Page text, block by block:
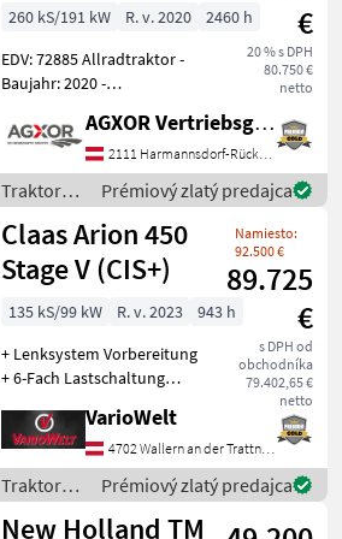
€
20 % s DPH
80.750 €
netto
260 kS/191 kW R. v. 2020
2460 h
EDV: 72885 Allradtraktor -
Baujahr: 2020 -
- mit 4 elektr.
Hecksteuergeräte - mit 2
elektr. Mittensteuergeräte -
mit Power Be
AGXOR Vertriebsgesellschaft Ost GmbH
2111 Harmannsdorf-Rückersdorf
Traktory /
Case IH
Prémiový zlatý predajca
Claas Arion 450
Stage V (CIS+)
Namiesto:
92.500 €
89.725
€
s DPH od
obchodníka
79.402,65 €
netto
135 kS/99 kW R. v. 2023
943 h
+ Lenksystem Vorbereitung
+ 6-Fach Lastschaltung
hriadeľa: 540/540E/1000, ,
Kompresor: Turbodúchadlo
s medzichladičom,
Najvyššia rýchlosť km/
VarioWelt
4702 Wallern an der Trattnach
Traktory /
Claas
Prémiový zlatý predajca
New Holland TM